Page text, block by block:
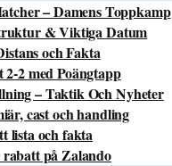
– Damens Toppkamp
& Viktiga Datum
och Fakta
2 med Poängtapp
– Taktik Och Nyheter
cast och handling
lista och fakta
på Zalando